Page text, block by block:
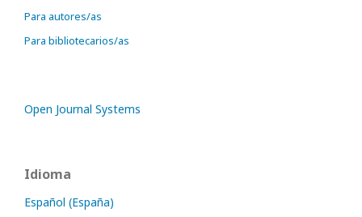
Para autores/as
Para bibliotecarios/as
Open Journal Systems
Idioma
Español (España)